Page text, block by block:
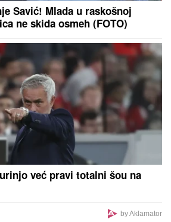
Savić! Mlada u raskošnoj
ne skida osmeh (FOTO)
već pravi totalni šou na
by Aklamator